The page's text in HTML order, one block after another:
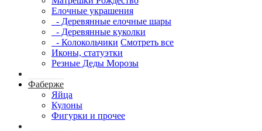
Елочные украшения
- Деревянные елочные шары
- Деревянные куколки
- Колокольчики Смотреть все
Иконы, статуэтки
Резные Деды Морозы
Фаберже
Яйца
Кулоны
Фигурки и прочее